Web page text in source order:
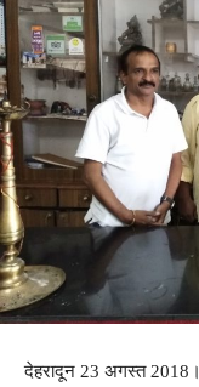
देहरादून 23 अगस्त 2018।